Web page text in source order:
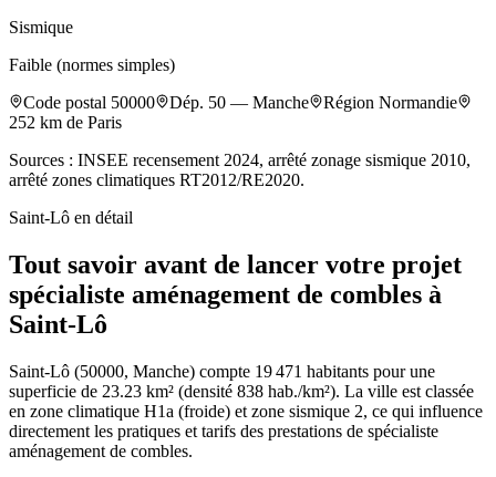
Sismique
Faible (normes simples)
Code postal 50000 Dép. 50 — Manche Région Normandie
252 km de Paris
Sources : INSEE recensement 2024, arrêté zonage sismique 2010,
arrêté zones climatiques RT2012/RE2020.
Saint-Lô en détail
Tout savoir avant de lancer votre projet
spécialiste aménagement de combles à
Saint-Lô
Saint-Lô (50000, Manche) compte 19 471 habitants pour une
superficie de 23.23 km² (densité 838 hab./km²). La ville est classée
en zone climatique H1a (froide) et zone sismique 2, ce qui influence
directement les pratiques et tarifs des prestations de spécialiste
aménagement de combles.